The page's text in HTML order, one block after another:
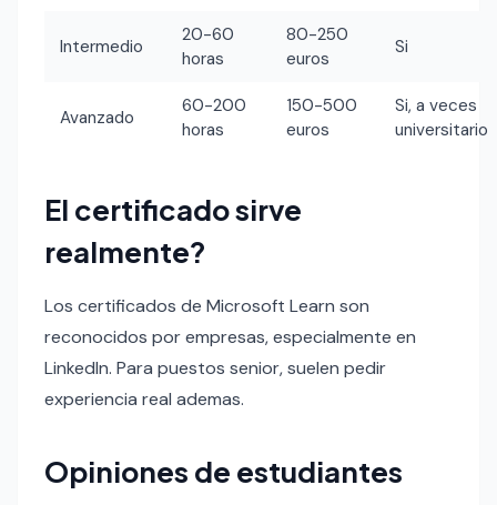
Intermedio
20-60
horas
80-250
euros
Si
Avanzado
60-200
horas
150-500
euros
Si, a veces
universitario
El certificado sirve
realmente?
Los certificados de Microsoft Learn son
reconocidos por empresas, especialmente en
LinkedIn. Para puestos senior, suelen pedir
experiencia real ademas.
Opiniones de estudiantes